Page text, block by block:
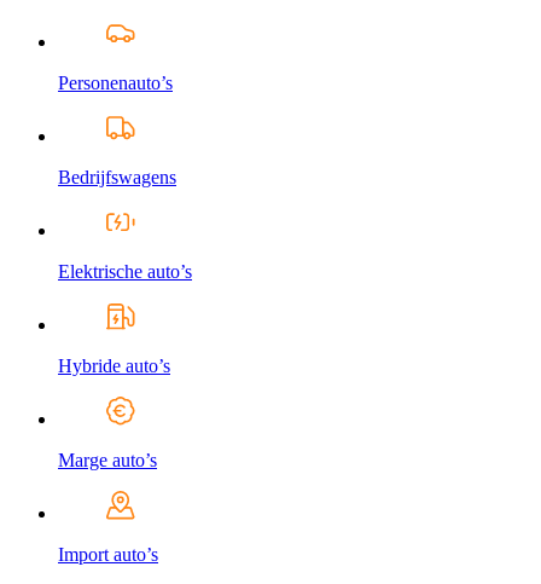
Personenauto’s
Bedrijfswagens
Elektrische auto’s
Hybride auto’s
Marge auto’s
Import auto’s